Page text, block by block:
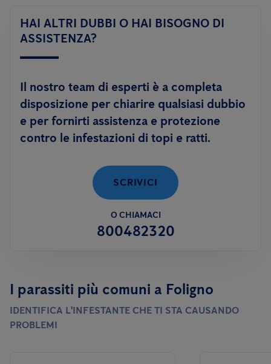
Le aziendeinvece, sono tenute a rispettare quanto previsto
dalle normative vigenti e dagli standard di certificazione
il rispetto degli standard igienico-sanitari.
soluzioni innovative, prive di sostanze tossiche, quali il sistema
Smart.
HAI ALTRI DUBBI O HAI BISOGNO DI
ASSISTENZA?
Il nostro team di esperti è a completa
disposizione per chiarire qualsiasi dubbio
e per fornirti assistenza e protezione
contro le infestazioni di topi e ratti.
SCRIVICI
O CHIAMACI
800482320
I parassiti più comuni a Foligno
IDENTIFICA L'INFESTANTE CHE TI STA CAUSANDO
PROBLEMI